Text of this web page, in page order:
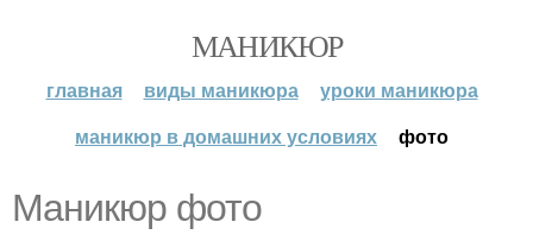
МАНИКЮР
главная виды маникюра
уроки маникюра
маникюр в домашних условиях
фото
Маникюр фото